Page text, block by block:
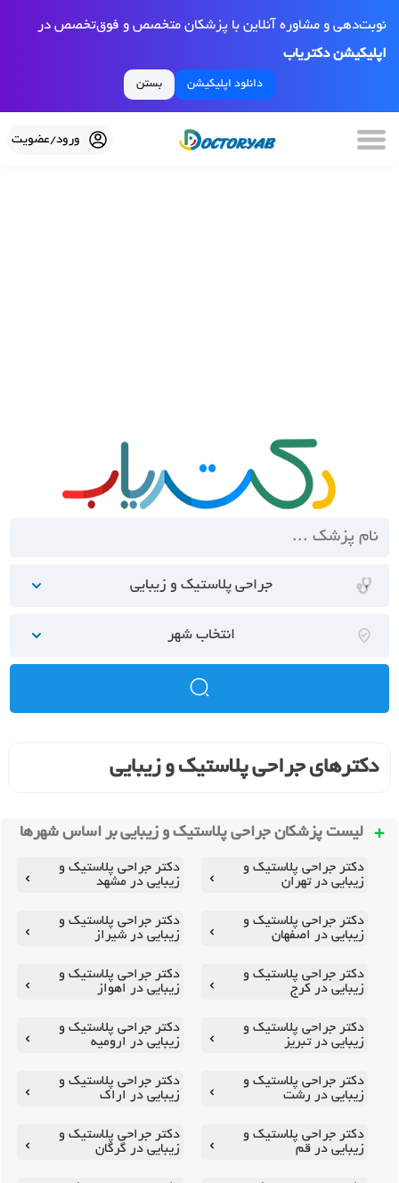
نوبت‌دهی و مشاوره آنلاین با پزشکان متخصص و فوق‌تخصص در
اپلیکیشن دکتریاب
دانلود اپلیکیشن بستن
ورود/عضویت
جراحی پلاستیک و زیبایی
انتخاب شهر
دکترهای جراحی پلاستیک و زیبایی
لیست پزشکان جراحی پلاستیک و زیبایی بر اساس شهرها
دکتر جراحی پلاستیک و
زیبایی در تهران
دکتر جراحی پلاستیک و
زیبایی در مشهد
دکتر جراحی پلاستیک و
زیبایی در اصفهان
دکتر جراحی پلاستیک و
زیبایی در شیراز
دکتر جراحی پلاستیک و
زیبایی در کرج
دکتر جراحی پلاستیک و
زیبایی در اهواز
دکتر جراحی پلاستیک و
زیبایی در تبریز
دکتر جراحی پلاستیک و
زیبایی در ارومیه
دکتر جراحی پلاستیک و
زیبایی در رشت
دکتر جراحی پلاستیک و
زیبایی در اراک
دکتر جراحی پلاستیک و
زیبایی در قم
دکتر جراحی پلاستیک و
زیبایی در گرگان